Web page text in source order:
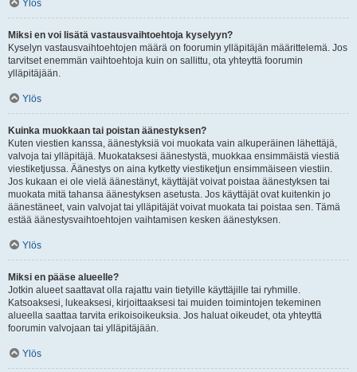
Ylös
Miksi en voi lisätä vastausvaihtoehtoja kyselyyn?
Kyselyn vastausvaihtoehtojen määrä on foorumin ylläpitäjän määrittelemä. Jos
tarvitset enemmän vaihtoehtoja kuin on sallittu, ota yhteyttä foorumin
ylläpitäjään.
Ylös
Kuinka muokkaan tai poistan äänestyksen?
Kuten viestien kanssa, äänestyksiä voi muokata vain alkuperäinen lähettäjä,
valvoja tai ylläpitäjä. Muokataksesi äänestystä, muokkaa ensimmäistä viestiä
viestiketjussa. Äänestys on aina kytketty viestiketjun ensimmäiseen viestiin.
Jos kukaan ei ole vielä äänestänyt, käyttäjät voivat poistaa äänestyksen tai
muokata mitä tahansa äänestyksen asetusta. Jos käyttäjät ovat kuitenkin jo
äänestäneet, vain valvojat tai ylläpitäjät voivat muokata tai poistaa sen. Tämä
estää äänestysvaihtoehtojen vaihtamisen kesken äänestyksen.
Ylös
Miksi en pääse alueelle?
Jotkin alueet saattavat olla rajattu vain tietyille käyttäjille tai ryhmille.
Katsoaksesi, lukeaksesi, kirjoittaaksesi tai muiden toimintojen tekeminen
alueella saattaa tarvita erikoisoikeuksia. Jos haluat oikeudet, ota yhteyttä
foorumin valvojaan tai ylläpitäjään.
Ylös